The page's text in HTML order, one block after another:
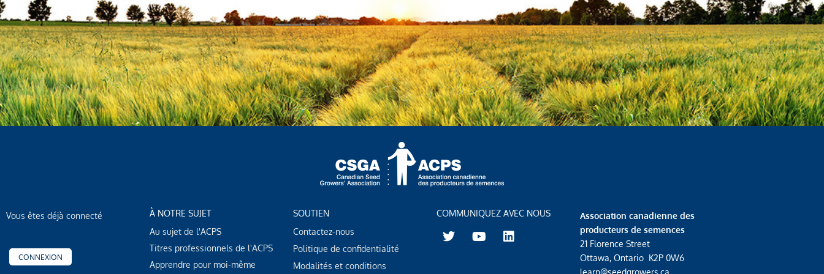
Vous êtes déjà connecté
CONNEXION
À NOTRE SUJET
Au sujet de l'ACPS
Titres professionnels de l'ACPS
Apprendre pour moi-même
SOUTIEN
Contactez-nous
Politique de confidentialité
Modalités et conditions
COMMUNIQUEZ AVEC NOUS
T
w
Y
o
L
i
Association canadienne des
producteurs de semences
21 Florence Street
Ottawa, Ontario K2P 0W6
learn@seedgrowers.ca